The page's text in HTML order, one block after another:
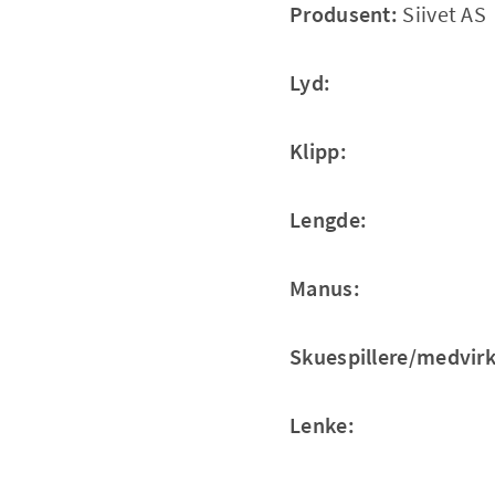
Produsent: Siivet AS
Lyd:
Klipp:
Lengde:
Manus:
Skuespillere/
Lenke: